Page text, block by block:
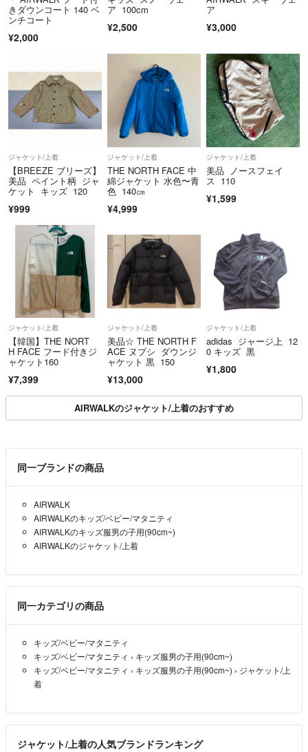
きダウンコート 140 ベ
ンチコート
¥2,000
ア 100cm
¥2,500
ア
¥3,000
ジャケット/上着
【BREEZE ブリーズ】
美品 ペイント柄 ジャ
ケット キッズ 120
¥999
ジャケット/上着
THE NORTH FACE 中
綿ジャケット 水色〜青
色 140㎝
¥4,999
ジャケット/上着
美品 ノースフェイ
ス 110
¥1,599
ジャケット/上着
【韓国】THE NORT
H FACE フード付きジ
ャケット160
¥7,399
ジャケット/上着
美品☆ THE NORTH F
ACE ヌプシ ダウンジ
ャケット 黒 150
¥13,000
ジャケット/上着
adidas ジャージ上 12
0 キッズ 黒
¥1,800
AIRWALKのジャケット/上着のおすすめ
同一ブランドの商品
AIRWALK
AIRWALKのキッズ/ベビー/マタニティ
AIRWALKのキッズ服男の子用(90cm~)
AIRWALKのジャケット/上着
同一カテゴリの商品
キッズ/ベビー/マタニティ
キッズ/ベビー/マタニティ › キッズ服男の子用(90cm~)
キッズ/ベビー/マタニティ › キッズ服男の子用(90cm~) › ジャケット/上
着
ジャケット/上着の人気ブランドランキング